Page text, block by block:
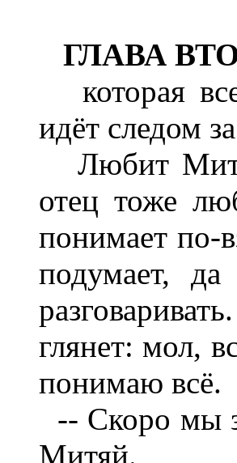
ГЛАВА
которая
идёт следом
Любит
отец тоже
понимает по-
подумает,
глянет: мол,
понимаю всё.
-- Скоро мы
Митяй.